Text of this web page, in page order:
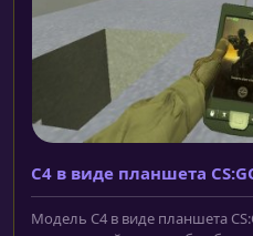
C4 в виде планшета
Модель C4 в виде планшета